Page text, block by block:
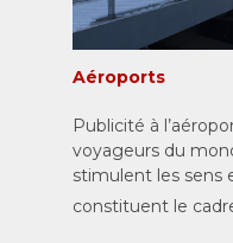
Aéroports
Publicité à
voyageurs du
stimulent les sens
constituent le